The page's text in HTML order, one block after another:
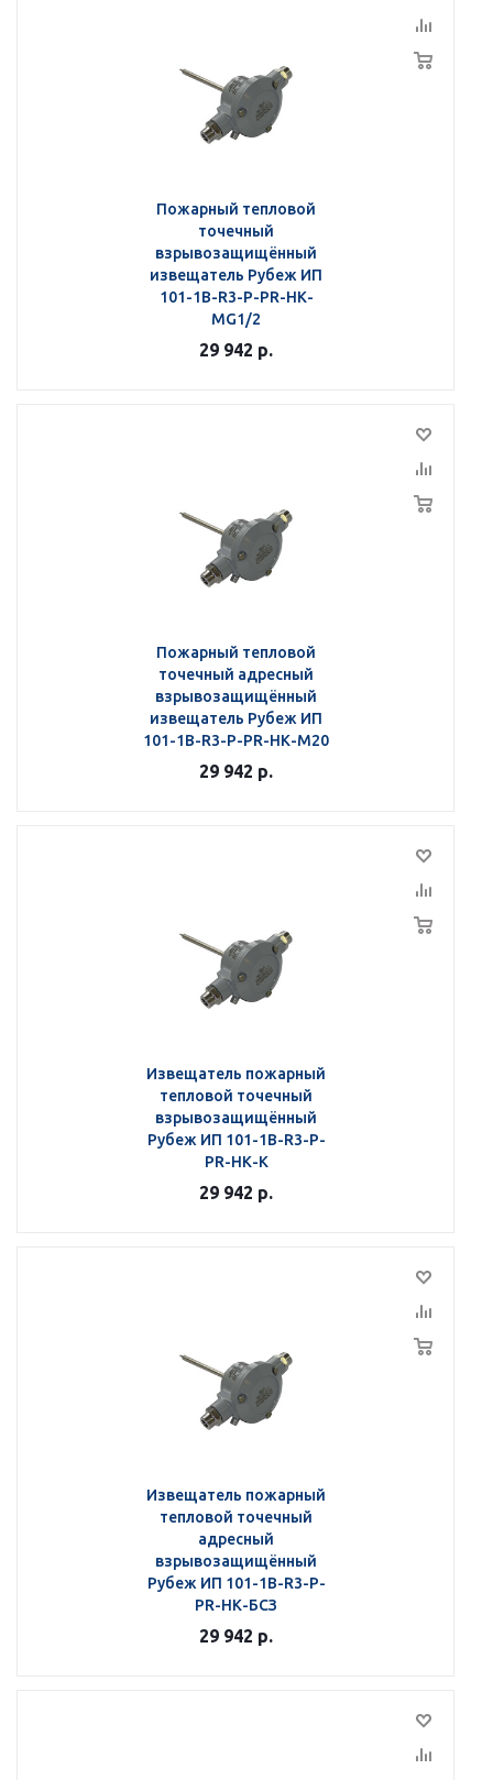
Пожарный тепловой
точечный
взрывозащищённый
извещатель Рубеж ИП
101-1В-R3-Р-РR-НК-
МG1/2
29 942 р.
Пожарный тепловой
точечный адресный
взрывозащищённый
извещатель Рубеж ИП
101-1В-R3-Р-РR-НК-М20
29 942 р.
Извещатель пожарный
тепловой точечный
взрывозащищённый
Рубеж ИП 101-1В-R3-Р-
РR-НК-К
29 942 р.
Извещатель пожарный
тепловой точечный
адресный
взрывозащищённый
Рубеж ИП 101-1В-R3-Р-
РR-НК-БСЗ
29 942 р.